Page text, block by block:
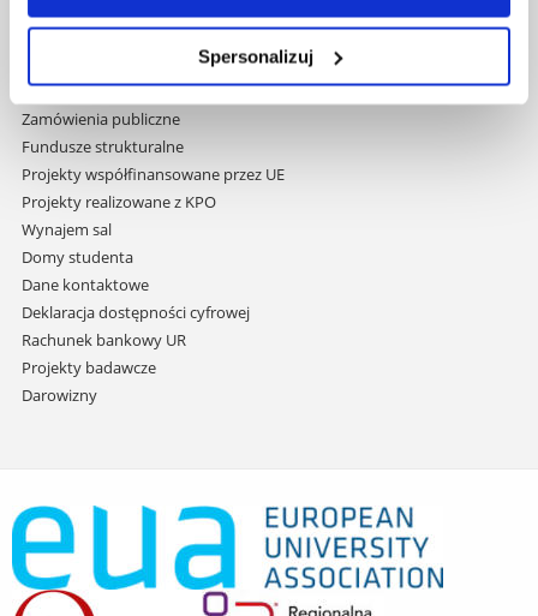
Spersonalizuj
do
Covid info
Praca na UR
Zamówienia publiczne
Fundusze strukturalne
Projekty współfinansowane przez UE
Projekty realizowane z KPO
Wynajem sal
Domy studenta
Dane kontaktowe
Deklaracja dostępności cyfrowej
Rachunek bankowy UR
Projekty badawcze
Darowizny